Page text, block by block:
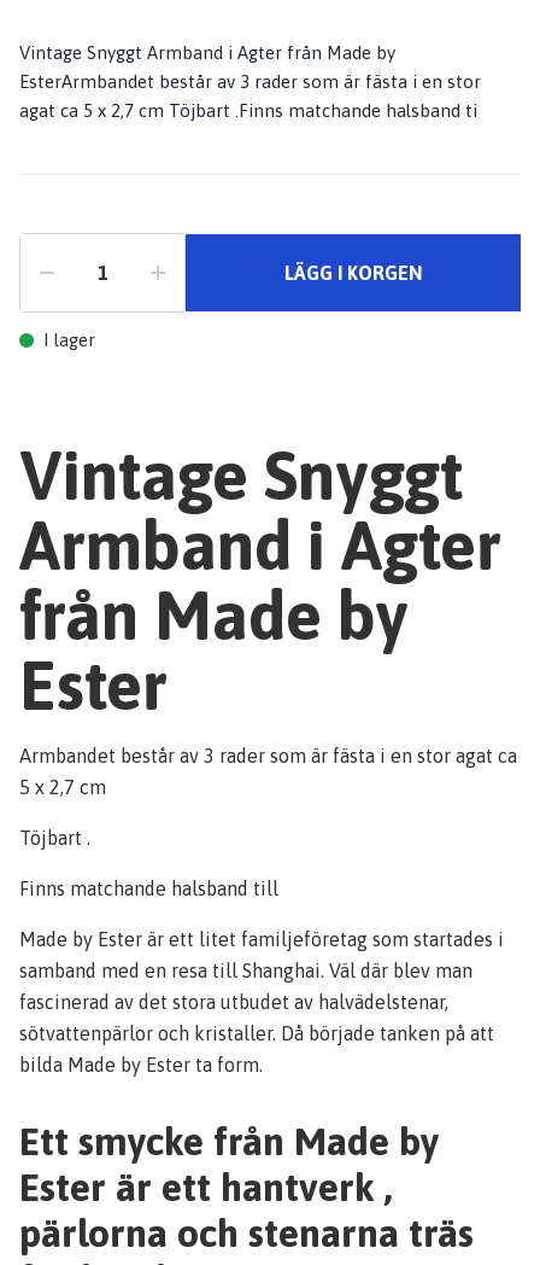
Vintage Snyggt Armband i Agter från Made by
EsterArmbandet består av 3 rader som är fästa i en stor
agat ca 5 x 2,7 cm Töjbart .Finns matchande halsband ti
LÄGG I KORGEN
I lager
Vintage Snyggt
Armband i Agter
från Made by
Ester
Armbandet består av 3 rader som är fästa i en stor agat ca
5 x 2,7 cm
Töjbart .
Finns matchande halsband till
Made by Ester är ett litet familjeföretag som startades i
samband med en resa till Shanghai. Väl där blev man
fascinerad av det stora utbudet av halvädelstenar,
sötvattenpärlor och kristaller. Då började tanken på att
bilda Made by Ester ta form.
Ett smycke från Made by
Ester är ett hantverk ,
pärlorna och stenarna träs